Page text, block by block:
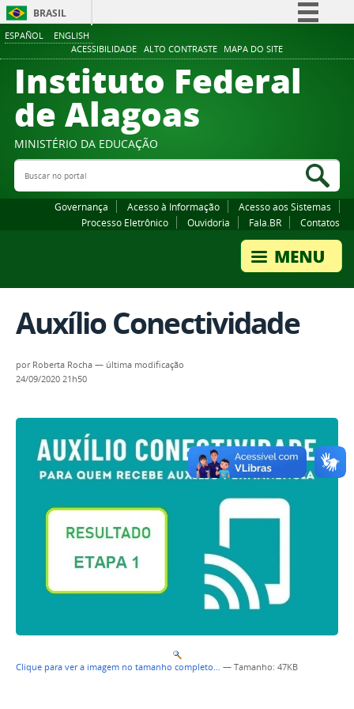
ESPAÑOL ENGLISH
ACESSIBILIDADE ALTO CONTRASTE MAPA DO SITE
BRASIL
Comunica BR
Participe
Canais
Instituto Federal
de Alagoas
MINISTÉRIO DA EDUCAÇÃO
Buscar no portal
Governança Acesso à Informação
Acesso aos Sistemas
Processo Eletrônico
Ouvidoria Fala.BR Contatos
Auxílio Conectividade
por Roberta Rocha — última modificação
24/09/2020 21h50
Clique para ver a imagem no tamanho completo… — Tamanho: 47KB